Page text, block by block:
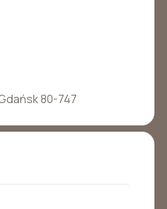
80-747